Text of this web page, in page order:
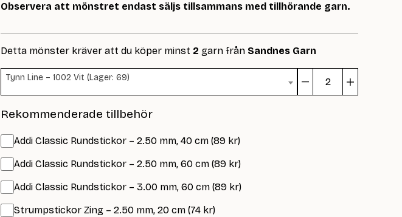
Observera att mönstret endast säljs tillsammans med tillhörande garn.
Detta mönster kräver att du köper minst 2 garn från Sandnes Garn
Tynn Line – 1002 Vit (Lager: 69)
Rekommenderade tillbehör
Addi Classic Rundstickor – 2.50 mm, 40 cm (89 kr)
Addi Classic Rundstickor – 2.50 mm, 60 cm (89 kr)
Addi Classic Rundstickor – 3.00 mm, 60 cm (89 kr)
Strumpstickor Zing – 2.50 mm, 20 cm (74 kr)